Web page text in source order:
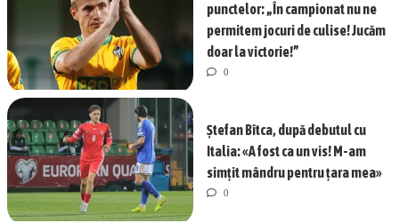
punctelor: „În campionat nu ne
permitem jocuri de culise! Jucăm
doar la victorie!”
0
Ștefan Bîtca, după debutul cu
Italia: «A fost ca un vis! M-am
simțit mândru pentru țara mea»
0